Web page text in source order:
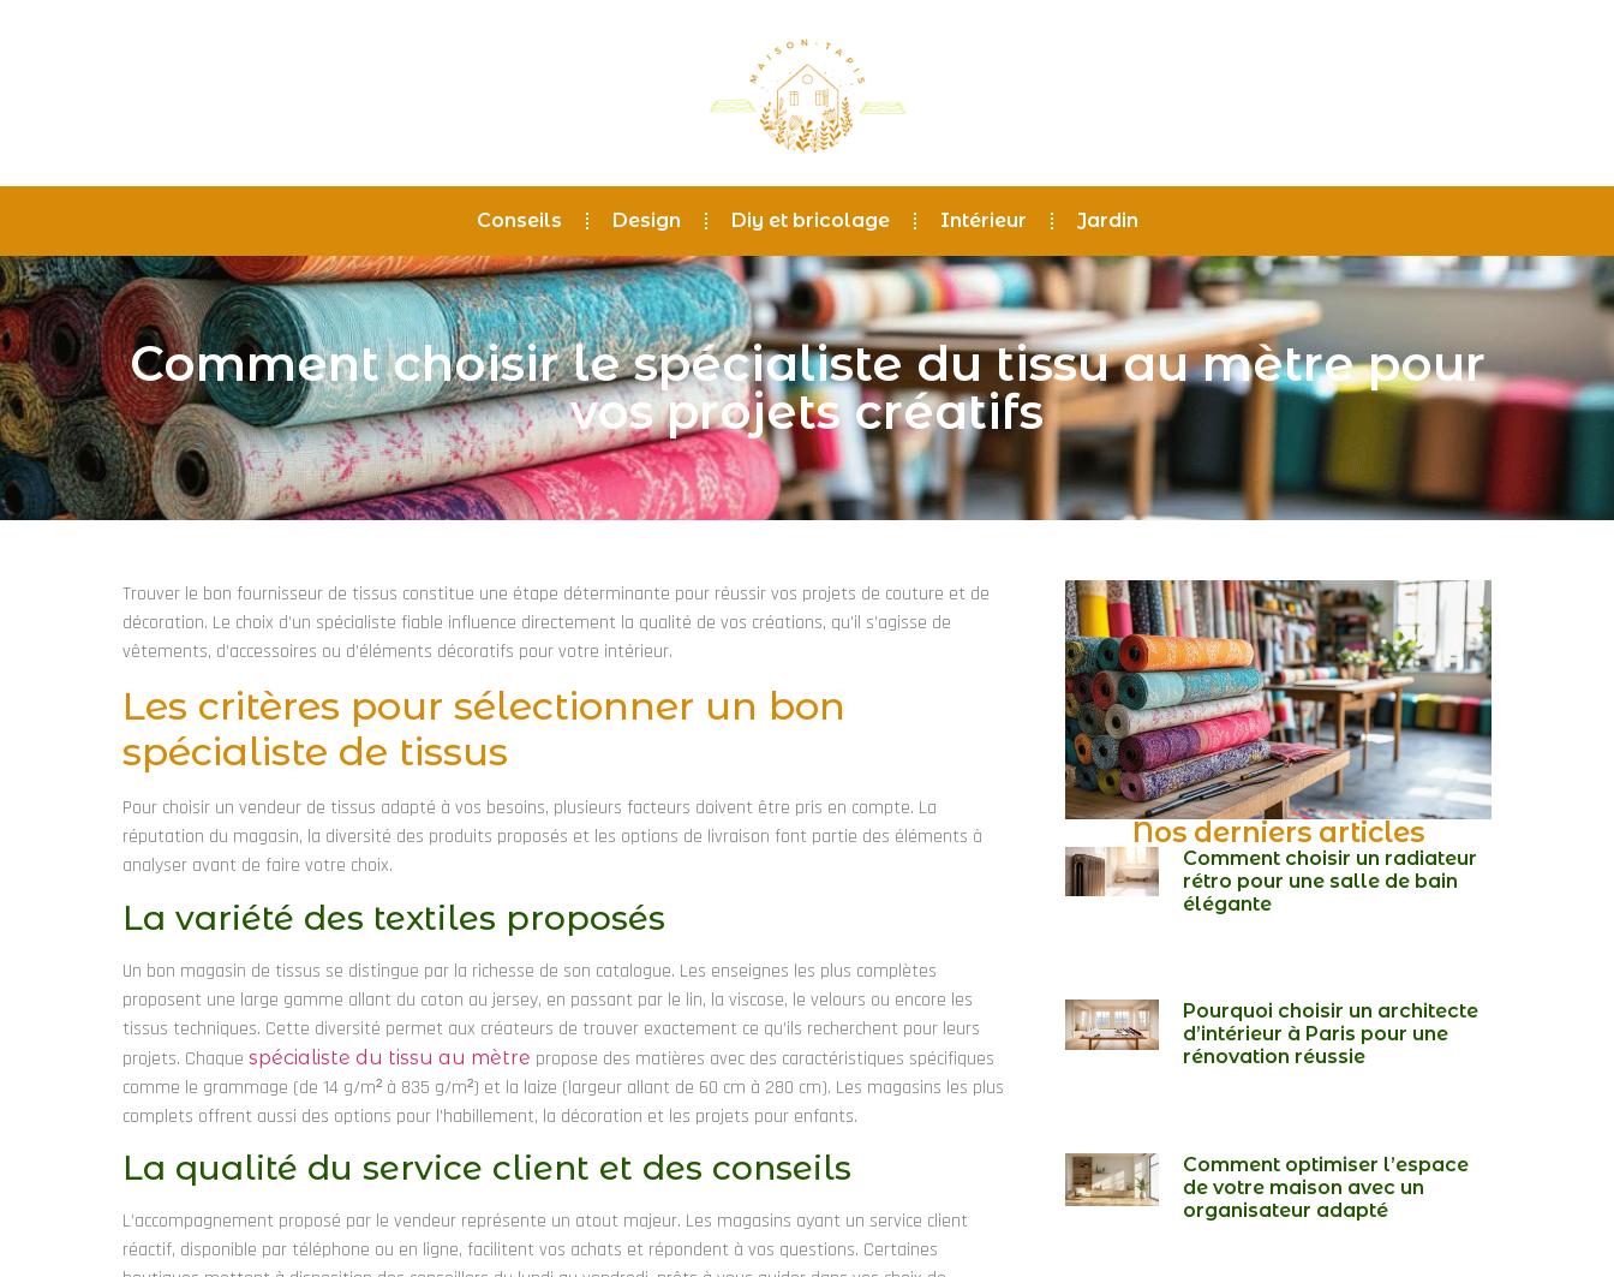
Conseils Design Diy et bricolage Intérieur Jardin
Comment choisir le spécialiste du tissu au mètre pour
vos projets créatifs
Nos derniers articles
Comment choisir un radiateur
rétro pour une salle de bain
élégante
Pourquoi choisir un architecte
d’intérieur à Paris pour une
rénovation réussie
Comment optimiser l’espace
de votre maison avec un
organisateur adapté
Trouver le bon fournisseur de tissus constitue une étape déterminante pour réussir vos projets de couture et de
décoration. Le choix d’un spécialiste fiable influence directement la qualité de vos créations, qu’il s’agisse de
vêtements, d’accessoires ou d’éléments décoratifs pour votre intérieur.
Les critères pour sélectionner un bon
spécialiste de tissus
Pour choisir un vendeur de tissus adapté à vos besoins, plusieurs facteurs doivent être pris en compte. La
réputation du magasin, la diversité des produits proposés et les options de livraison font partie des éléments à
analyser avant de faire votre choix.
La variété des textiles proposés
Un bon magasin de tissus se distingue par la richesse de son catalogue. Les enseignes les plus complètes
proposent une large gamme allant du coton au jersey, en passant par le lin, la viscose, le velours ou encore les
tissus techniques. Cette diversité permet aux créateurs de trouver exactement ce qu’ils recherchent pour leurs
projets. Chaquespécialiste du tissu au mètre propose des matières avec des caractéristiques spécifiques
comme le grammage (de 14 g/m² à 835 g/m²) et la laize (largeur allant de 60 cm à 280 cm). Les magasins les plus
complets offrent aussi des options pour l’habillement, la décoration et les projets pour enfants.
La qualité du service client et des conseils
L’accompagnement proposé par le vendeur représente un atout majeur. Les magasins ayant un service client
réactif, disponible par téléphone ou en ligne, facilitent vos achats et répondent à vos questions. Certaines